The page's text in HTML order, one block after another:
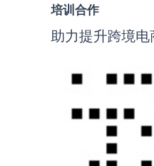
培训合作
助力提升跨境